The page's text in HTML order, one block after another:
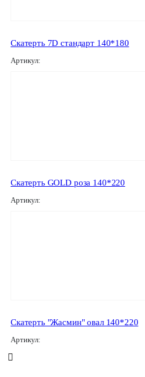
Скатерть 7D стандарт 140*180
Артикул:
Скатерть GOLD роза 140*220
Артикул:
Скатерть "Жасмин" овал 140*220
Артикул: